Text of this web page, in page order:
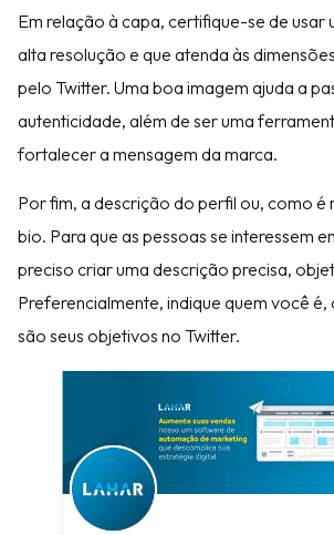
Em relação à capa, certifique-se de usar
alta resolução e que atenda às
pelo Twitter. Uma boa imagem ajuda a
autenticidade, além de ser uma
fortalecer a mensagem da marca.
Por fim, a descrição do perfil ou, como é
bio. Para que as pessoas se interessem
preciso criar uma descrição precisa,
Preferencialmente, indique quem você é,
são seus objetivos no Twitter.